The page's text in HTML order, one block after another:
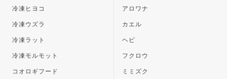
冷凍ヒヨコ
冷凍ウズラ
冷凍ラット
冷凍モルモット
コオロギフード
アロワナ
カエル
ヘビ
フクロウ
ミミズク